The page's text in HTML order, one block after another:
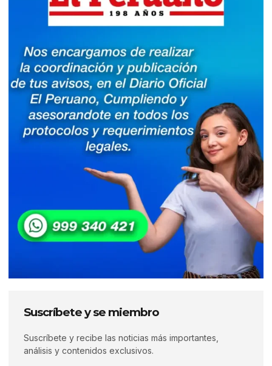
Suscríbete y se miembro
Suscríbete y recibe las noticias más importantes,
análisis y contenidos exclusivos.